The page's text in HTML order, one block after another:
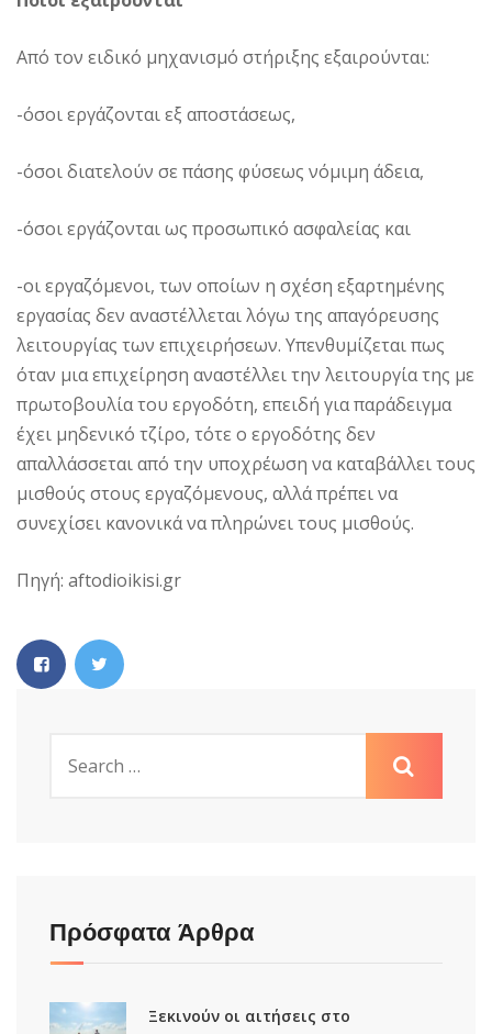
Από τον ειδικό μηχανισμό στήριξης εξαιρούνται:
-όσοι εργάζονται εξ αποστάσεως,
-όσοι διατελούν σε πάσης φύσεως νόμιμη άδεια,
-όσοι εργάζονται ως προσωπικό ασφαλείας και
-οι εργαζόμενοι, των οποίων η σχέση εξαρτημένης
εργασίας δεν αναστέλλεται λόγω της απαγόρευσης
λειτουργίας των επιχειρήσεων. Υπενθυμίζεται πως
όταν μια επιχείρηση αναστέλλει την λειτουργία της με
πρωτοβουλία του εργοδότη, επειδή για παράδειγμα
έχει μηδενικό τζίρο, τότε ο εργοδότης δεν
απαλλάσσεται από την υποχρέωση να καταβάλλει τους
μισθούς στους εργαζόμενους, αλλά πρέπει να
συνεχίσει κανονικά να πληρώνει τους μισθούς.
Πηγή: aftodioikisi.gr
Πρόσφατα Άρθρα
Ξεκινούν οι αιτήσεις στο